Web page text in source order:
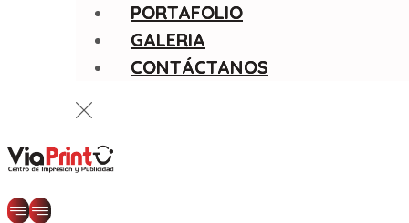
PORTAFOLIO
GALERIA
CONTÁCTANOS